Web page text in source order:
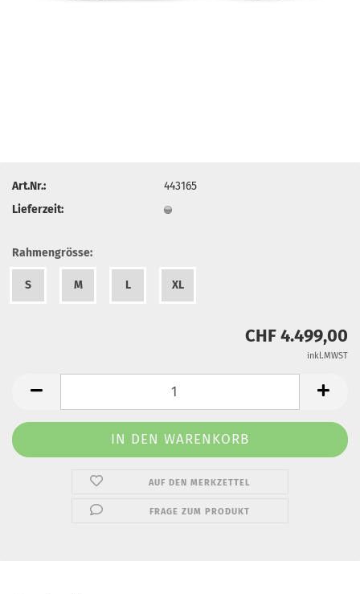
Art.Nr.:
443165
Lieferzeit:
Rahmengrösse:
S M L XL
CHF 4.499,00
inkl.MWST
AUF DEN MERKZETTEL
FRAGE ZUM PRODUKT